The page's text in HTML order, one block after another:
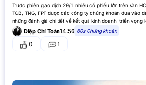
Trước phiên giao dịch 29/1, nhiều cổ phiếu lớn trên sàn
TCB, TNG, FPT được các công ty chứng khoán đưa vào
những đánh giá chi tiết về kết quả kinh doanh, triển vọng
…
Diệp Chí Toàn14:56 60s Chứng khoán
0 1